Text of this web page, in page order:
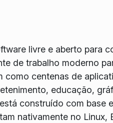
livre e aberto para
de trabalho moderno
centenas de
educação,
construído com base
nativamente no Linux,